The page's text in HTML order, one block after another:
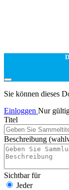
Sie können dieses
Einloggen Nur
Titel
Beschreibung
Sichtbar für
Jeder